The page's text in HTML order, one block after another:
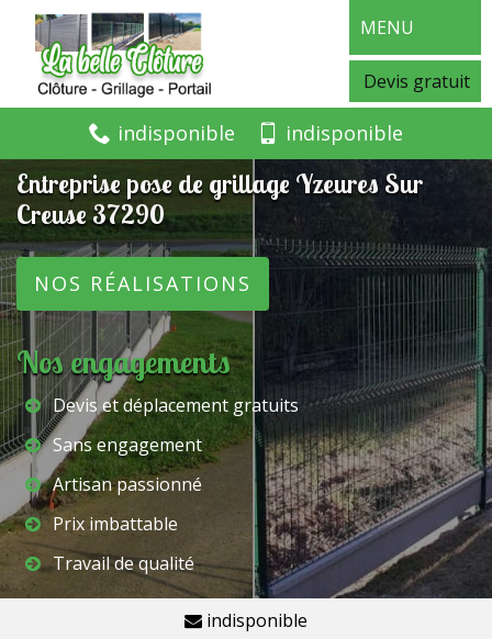
MENU
Devis gratuit
indisponible indisponible
Entreprise pose de grillage Yzeures Sur
Creuse 37290
NOS RÉALISATIONS
Nos engagements
Devis et déplacement gratuits
Sans engagement
Artisan passionné
Prix imbattable
Travail de qualité
indisponible